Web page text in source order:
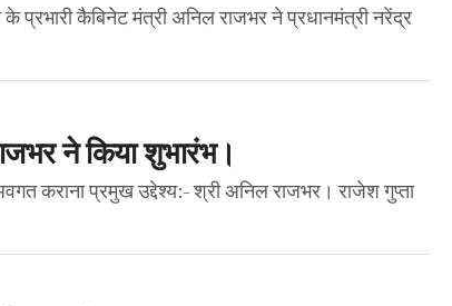
कैबिनेट मंत्री अनिल राजभर ने प्रधानमंत्री नरेंद्र
ने किया शुभारंभ।
कराना प्रमुख उद्देश्य:- श्री अनिल राजभर। राजेश गुप्ता